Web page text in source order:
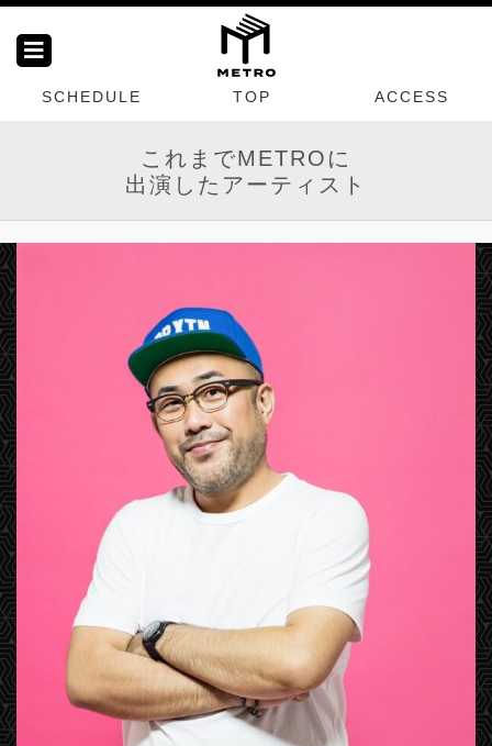
SCHEDULE TOP ACCESS
これまでMETROに
出演したアーティスト